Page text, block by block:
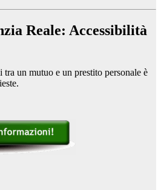
Reale: Accessibilità
un mutuo e un prestito personale è